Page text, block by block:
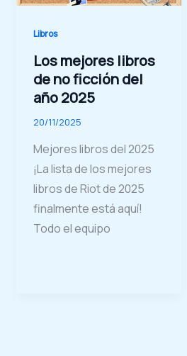
Libros
Los mejores libros
de no ficción del
año 2025
20/11/2025
Mejores libros del 2025
¡La lista de los mejores
libros de Riot de 2025
finalmente está aquí!
Todo el equipo